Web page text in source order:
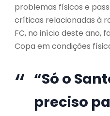
problemas físicos e
críticas relacionadas à
FC, no início deste ano,
Copa em condições
“Só o
preciso